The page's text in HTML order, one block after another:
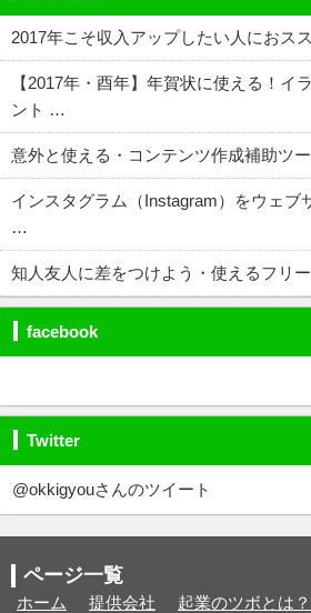
2017年こそ収入アップしたい人におス
【2017年・酉年】年賀状に使える！イ
ント …
意外と使える・コンテンツ作成補助ツ
インスタグラム（Instagram）をウェブ
…
知人友人に差をつけよう・使えるフリ
facebook
Twitter
@okkigyouさんのツイート
ページ一覧
ホーム 提供会社
起業のツボとは？